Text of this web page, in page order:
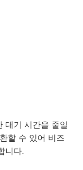
대기 시간을 줄일
할 수 있어 비즈
니다.